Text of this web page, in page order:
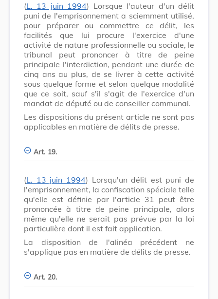
(L. 13 juin 1994) Lorsque l'auteur d'un délit
puni de l'emprisonnement a sciemment utilisé,
pour préparer ou commettre ce délit, les
facilités que lui procure l'exercice d'une
activité de nature professionnelle ou sociale, le
tribunal peut prononcer à titre de peine
principale l'interdiction, pendant une durée de
cinq ans au plus, de se livrer à cette activité
sous quelque forme et selon quelque modalité
que ce soit, sauf s'il s'agit de l'exercice d'un
mandat de député ou de conseiller communal.
Les dispositions du présent article ne sont pas
applicables en matière de délits de presse.
Art. 19.
(L. 13 juin 1994) Lorsqu'un délit est puni de
l'emprisonnement, la confiscation spéciale telle
qu'elle est définie par l'article 31 peut être
prononcée à titre de peine principale, alors
même qu'elle ne serait pas prévue par la loi
particulière dont il est fait application.
La disposition de l'alinéa précédent ne
s'applique pas en matière de délits de presse.
Art. 20.